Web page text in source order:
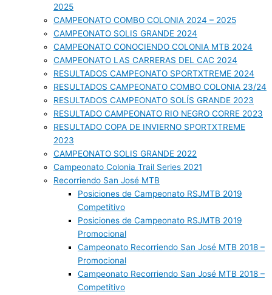
2025
CAMPEONATO COMBO COLONIA 2024 – 2025
CAMPEONATO SOLIS GRANDE 2024
CAMPEONATO CONOCIENDO COLONIA MTB 2024
CAMPEONATO LAS CARRERAS DEL CAC 2024
RESULTADOS CAMPEONATO SPORTXTREME 2024
RESULTADOS CAMPEONATO COMBO COLONIA 23/24
RESULTADOS CAMPEONATO SOLÍS GRANDE 2023
RESULTADO CAMPEONATO RIO NEGRO CORRE 2023
RESULTADO COPA DE INVIERNO SPORTXTREME
2023
CAMPEONATO SOLIS GRANDE 2022
Campeonato Colonia Trail Series 2021
Recorriendo San José MTB
Posiciones de Campeonato RSJMTB 2019
Competitivo
Posiciones de Campeonato RSJMTB 2019
Promocional
Campeonato Recorriendo San José MTB 2018 –
Promocional
Campeonato Recorriendo San José MTB 2018 –
Competitivo